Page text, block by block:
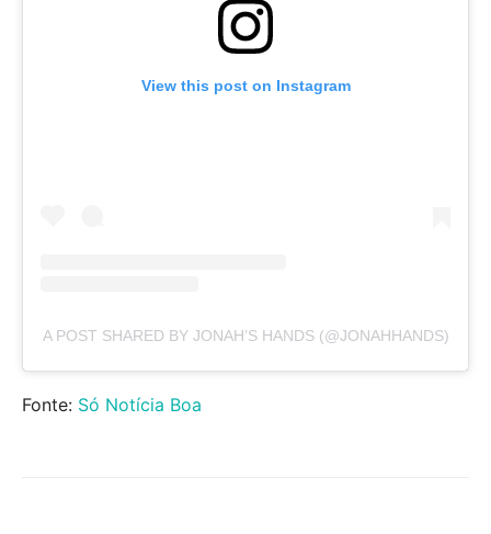
View this post on Instagram
A POST SHARED BY JONAH’S HANDS (@JONAHHANDS)
Fonte: Só Notícia Boa